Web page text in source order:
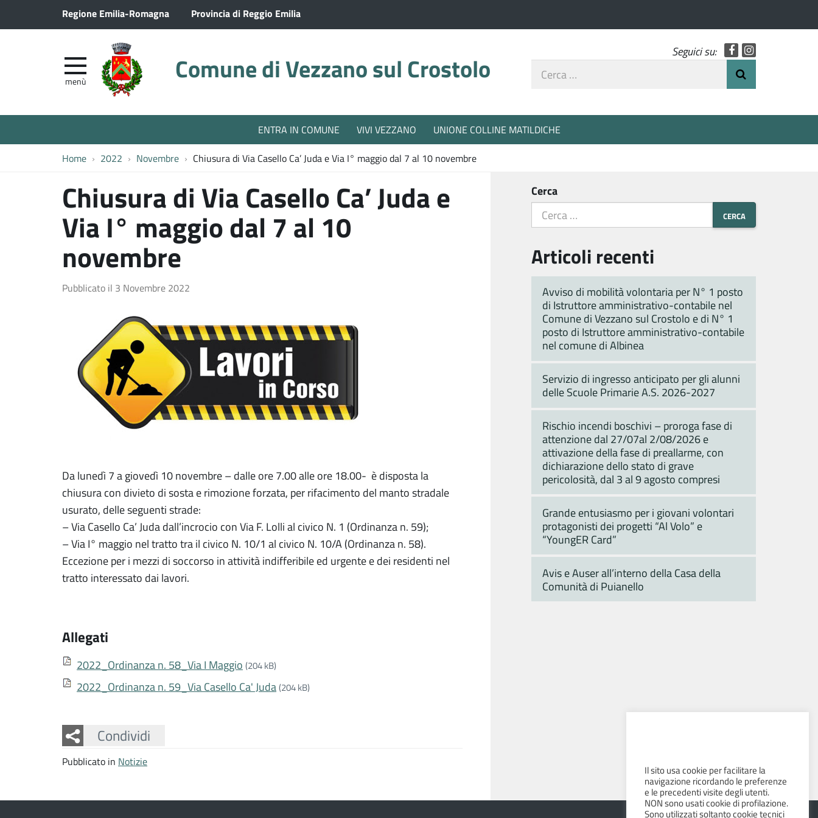
Regione Emilia-Romagna Provincia di Reggio Emilia
Comune di Vezzano sul Crostolo
menù
Seguici su: Facebook
Cerca
ENTRA IN COMUNE VIVI VEZZANO UNIONE COLLINE MATILDICHE
Home 2022 Novembre Chiusura di Via Casello Ca’ Juda e Via I° maggio dal 7 al 10 novembre
Chiusura di Via Casello Ca’ Juda e
Via I° maggio dal 7 al 10
novembre
Pubblicato il 3 Novembre 2022
Da lunedì 7 a giovedì 10 novembre – dalle ore 7.00 alle ore 18.00- è disposta la
chiusura con divieto di sosta e rimozione forzata, per rifacimento del manto stradale
usurato, delle seguenti strade:
– Via Casello Ca’ Juda dall’incrocio con Via F. Lolli al civico N. 1 (Ordinanza n. 59);
– Via I° maggio nel tratto tra il civico N. 10/1 al civico N. 10/A (Ordinanza n. 58).
Eccezione per i mezzi di soccorso in attività indifferibile ed urgente e dei residenti nel
tratto interessato dai lavori.
Allegati
2022_Ordinanza n. 58_Via I Maggio (204 kB)
2022_Ordinanza n. 59_Via Casello Ca' Juda(204 kB)
Condividi
Facebook
Twitter
Whatsapp
Pubblicato in Notizie
Cerca
Articoli recenti
Avviso di mobilità volontaria per N° 1 posto
di Istruttore amministrativo-contabile nel
Comune di Vezzano sul Crostolo e di N° 1
posto di Istruttore amministrativo-contabile
nel comune di Albinea
Servizio di ingresso anticipato per gli alunni
delle Scuole Primarie A.S. 2026-2027
Rischio incendi boschivi – proroga fase di
attenzione dal 27/07al 2/08/2026 e
attivazione della fase di preallarme, con
dichiarazione dello stato di grave
pericolosità, dal 3 al 9 agosto compresi
Grande entusiasmo per i giovani volontari
protagonisti dei progetti “Al Volo” e
“YoungER Card”
Avis e Auser all’interno della Casa della
Comunità di Puianello
Il sito usa cookie per facilitare la
navigazione ricordando le preferenze
e le precedenti visite degli utenti.
NON sono usati cookie di profilazione.
Sono utilizzati soltanto cookie tecnici